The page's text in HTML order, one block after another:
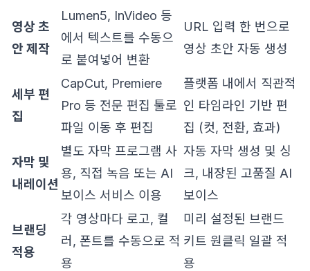
영상 초
안 제작
Lumen5, InVideo 등
에서 텍스트를 수동으
로 붙여넣어 변환
URL 입력 한 번으로
영상 초안 자동 생성
세부 편
집
CapCut, Premiere
Pro 등 전문 편집 툴로
파일 이동 후 편집
플랫폼 내에서 직관적
인 타임라인 기반 편
집 (컷, 전환, 효과)
자막 및
내레이션
별도 자막 프로그램 사
용, 직접 녹음 또는 AI
보이스 서비스 이용
자동 자막 생성 및 싱
크, 내장된 고품질 AI
보이스
브랜딩
적용
각 영상마다 로고, 컬
러, 폰트를 수동으로 적
용
미리 설정된 브랜드
키트 원클릭 일괄 적
용